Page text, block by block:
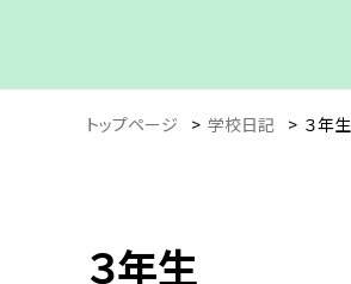
トップページ > 学校日記 > ３年生
３年生